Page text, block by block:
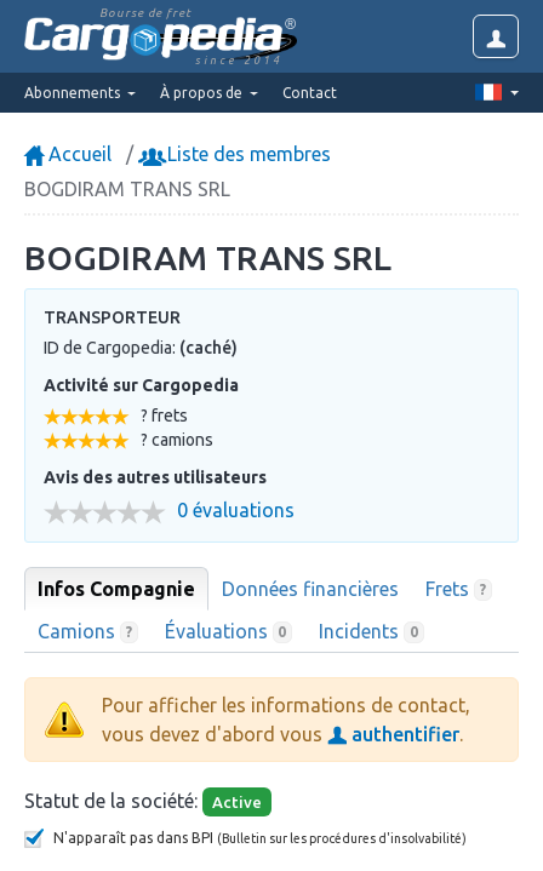
Bourse de fret
since 2014
Abonnements À propos de Contact
Accueil
Liste des membres
BOGDIRAM TRANS SRL
BOGDIRAM TRANS SRL
TRANSPORTEUR
ID de Cargopedia: (caché)
Activité sur Cargopedia
? frets
? camions
Avis des autres utilisateurs
0 évaluations
Infos Compagnie Données financières Frets ?
Camions ? Évaluations 0 Incidents 0
Pour afficher les informations de contact,
vous devez d'abord vous
authentifier
Statut de la société: Active
N'apparaît pas dans BPI (Bulletin sur les procédures d'insolvabilité)